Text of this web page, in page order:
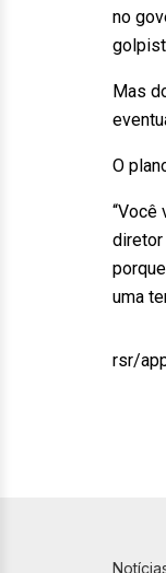
no
Mas
O
“Você
diretor
uma
rsr/